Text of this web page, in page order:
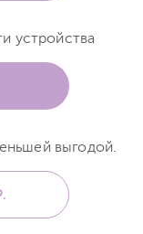
устройства
выгодой.